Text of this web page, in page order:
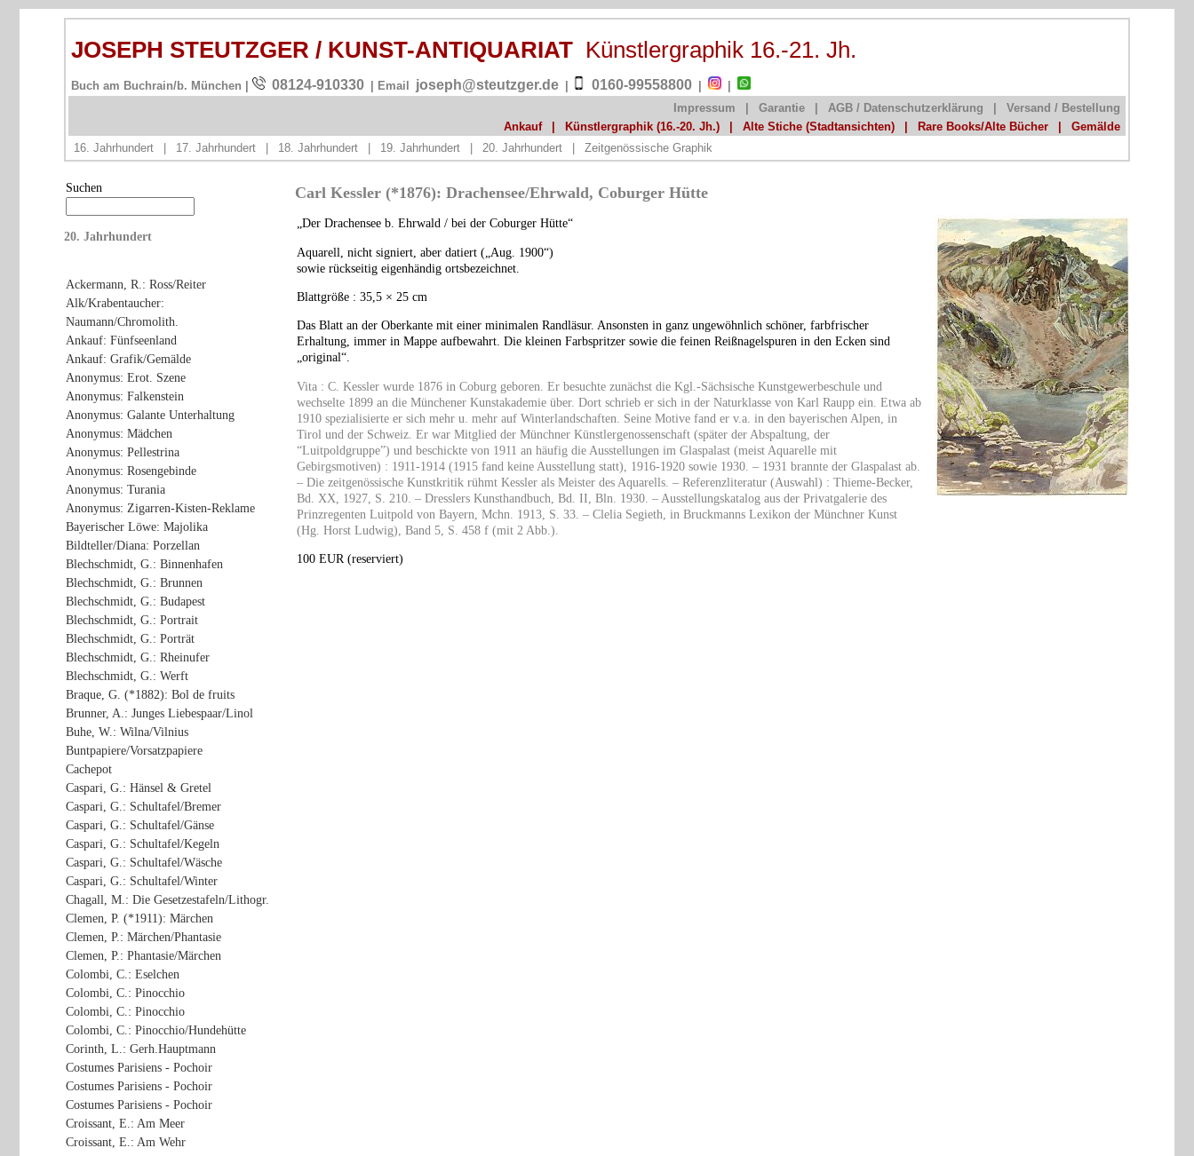
JOSEPH STEUTZGER / KUNST-ANTIQUARIAT Künstlergraphik 16.-21. Jh.
Buch am Buchrain/b. München | 08124-910330 | Email joseph@steutzger.de 0160-99558800
Impressum
Garantie AGB / Datenschutzerklärung
Versand / Bestellung
Ankauf
Künstlergraphik (16.-20. Jh.) Alte Stiche (Stadtansichten) Rare Books/Alte Bücher
Gemälde
16. Jahrhundert
17. Jahrhundert 18. Jahrhundert 19. Jahrhundert 20. Jahrhundert Zeitgenössische Graphik
Suchen
20. Jahrhundert
Ackermann, R.: Ross/Reiter
Alk/Krabentaucher:
Naumann/Chromolith.
Ankauf: Fünfseenland
Ankauf: Grafik/Gemälde
Anonymus: Erot. Szene
Anonymus: Falkenstein
Anonymus: Galante Unterhaltung
Anonymus: Mädchen
Anonymus: Pellestrina
Anonymus: Rosengebinde
Anonymus: Turania
Anonymus: Zigarren-Kisten-Reklame
Bayerischer Löwe: Majolika
Bildteller/Diana: Porzellan
Blechschmidt, G.: Binnenhafen
Blechschmidt, G.: Brunnen
Blechschmidt, G.: Budapest
Blechschmidt, G.: Portrait
Blechschmidt, G.: Porträt
Blechschmidt, G.: Rheinufer
Blechschmidt, G.: Werft
Braque, G. (*1882): Bol de fruits
Brunner, A.: Junges Liebespaar/Linol
Buhe, W.: Wilna/Vilnius
Buntpapiere/Vorsatzpapiere
Cachepot
Caspari, G.: Hänsel & Gretel
Caspari, G.: Schultafel/Bremer
Caspari, G.: Schultafel/Gänse
Caspari, G.: Schultafel/Kegeln
Caspari, G.: Schultafel/Wäsche
Caspari, G.: Schultafel/Winter
Chagall, M.: Die Gesetzestafeln/Lithogr.
Clemen, P. (*1911): Märchen
Clemen, P.: Märchen/Phantasie
Clemen, P.: Phantasie/Märchen
Colombi, C.: Eselchen
Colombi, C.: Pinocchio
Colombi, C.: Pinocchio
Colombi, C.: Pinocchio/Hundehütte
Corinth, L.: Gerh.Hauptmann
Costumes Parisiens - Pochoir
Costumes Parisiens - Pochoir
Costumes Parisiens - Pochoir
Croissant, E.: Am Meer
Croissant, E.: Am Wehr
Carl Kessler (*1876): Drachensee/Ehrwald, Coburger Hütte
„Der Drachensee b. Ehrwald / bei der Coburger Hütte“
Aquarell, nicht signiert, aber datiert („Aug. 1900“)
sowie rückseitig eigenhändig ortsbezeichnet.
Blattgröße : 35,5 × 25 cm
Das Blatt an der Oberkante mit einer minimalen Randläsur. Ansonsten in ganz ungewöhnlich schöner, farbfrischer
Erhaltung, immer in Mappe aufbewahrt. Die kleinen Farbspritzer sowie die feinen Reißnagelspuren in den Ecken sind
„original“.
Vita : C. Kessler wurde 1876 in Coburg geboren. Er besuchte zunächst die Kgl.-Sächsische Kunstgewerbeschule und
wechselte 1899 an die Münchener Kunstakademie über. Dort schrieb er sich in der Naturklasse von Karl Raupp ein. Etwa ab
1910 spezialisierte er sich mehr u. mehr auf Winterlandschaften. Seine Motive fand er v.a. in den bayerischen Alpen, in
Tirol und der Schweiz. Er war Mitglied der Münchner Künstlergenossenschaft (später der Abspaltung, der
“Luitpoldgruppe”) und beschickte von 1911 an häufig die Ausstellungen im Glaspalast (meist Aquarelle mit
Gebirgsmotiven) : 1911-1914 (1915 fand keine Ausstellung statt), 1916-1920 sowie 1930. – 1931 brannte der Glaspalast ab.
– Die zeitgenössische Kunstkritik rühmt Kessler als Meister des Aquarells. – Referenzliteratur (Auswahl) : Thieme-Becker,
Bd. XX, 1927, S. 210. – Dresslers Kunsthandbuch, Bd. II, Bln. 1930. – Ausstellungskatalog aus der Privatgalerie des
Prinzregenten Luitpold von Bayern, Mchn. 1913, S. 33. – Clelia Segieth, in Bruckmanns Lexikon der Münchner Kunst
(Hg. Horst Ludwig), Band 5, S. 458 f (mit 2 Abb.).
100 EUR (reserviert)